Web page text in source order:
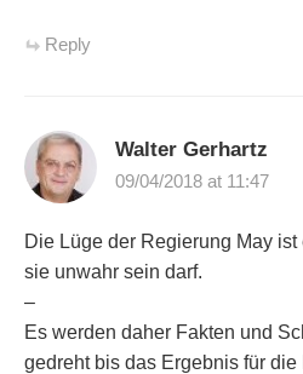
Reply
Walter Gerhartz
09/04/2018 at 11:47
Die Lüge der Regierung May
sie unwahr sein darf.
–
Es werden daher Fakten und
gedreht bis das Ergebnis für